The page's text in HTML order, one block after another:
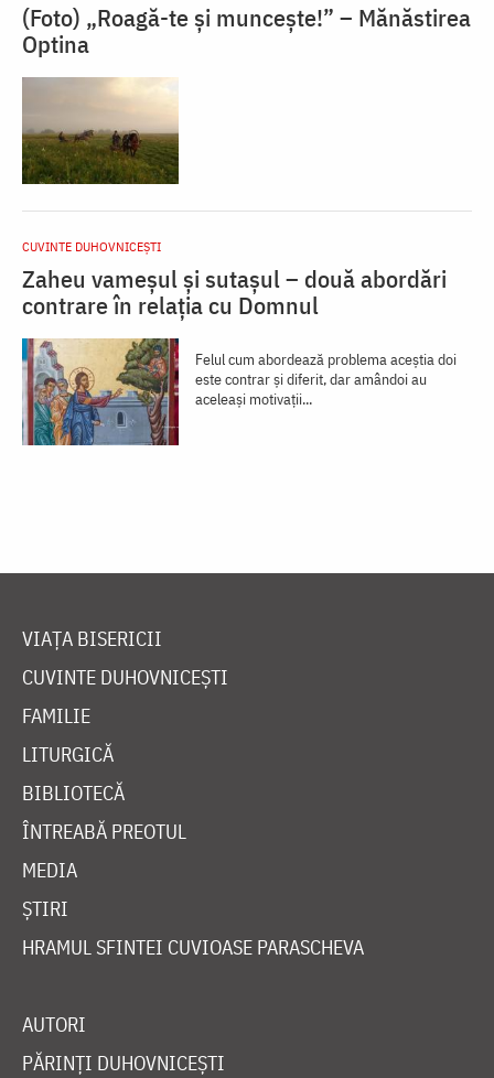
(Foto) „Roagă-te și muncește!” – Mănăstirea
Optina
CUVINTE DUHOVNICEȘTI
Zaheu vameșul și sutașul – două abordări
contrare în relația cu Domnul
Felul cum abordează problema aceștia doi
este contrar și diferit, dar amândoi au
aceleași motivații...
VIAȚA BISERICII
CUVINTE DUHOVNICEȘTI
FAMILIE
LITURGICĂ
BIBLIOTECĂ
ÎNTREABĂ PREOTUL
MEDIA
ȘTIRI
HRAMUL SFINTEI CUVIOASE PARASCHEVA
AUTORI
PĂRINȚI DUHOVNICEȘTI